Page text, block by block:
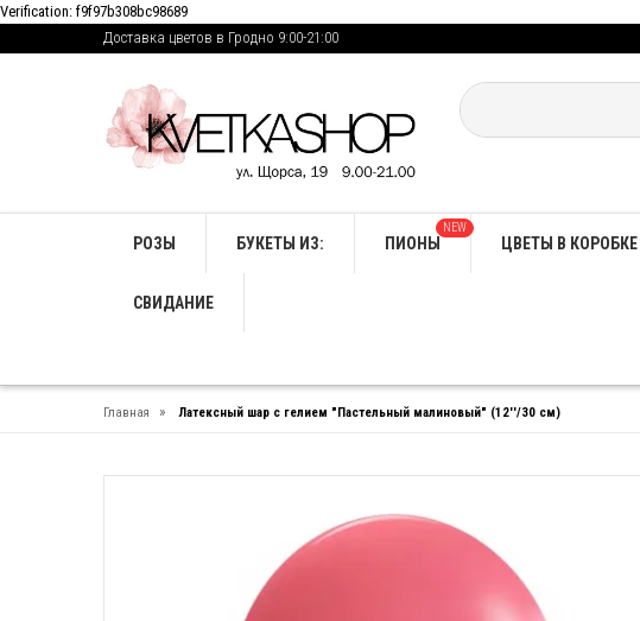
Verification: f9f97b308bc98689
Доставка цветов в Гродно 9:00-21:00
РОЗЫ БУКЕТЫ ИЗ: ПИОНЫ
NEW
ЦВЕТЫ В КОРОБКЕ
СВИДАНИЕ
Главная » Латексный шар с гелием "Пастельный малиновый" (12''/30 см)